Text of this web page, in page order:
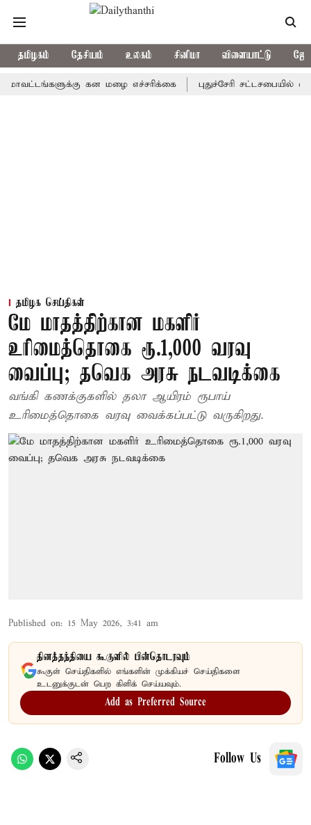
தமிழகம் தேசியம் உலகம் சினிமா விளையாட்டு
கன மழை எச்சரிக்கை புதுச்சேரி சட்டசபையில் வரும்
தமிழக செய்திகள்
மே மாதத்திற்கான மகளிர்
உரிமைத்தொகை ரூ.1,000 வரவு
வைப்பு; தவெக அரசு நடவடிக்கை
வங்கி கணக்குகளில் தலா ஆயிரம் ரூபாய்
உரிமைத்தொகை வரவு வைக்கப்பட்டு வருகிறது.
Published on: 15 May 2026, 3:41 am
தினத்தந்தியை கூகுளில் பின்தொடரவும்
கூகுள் செய்திகளில் எங்களின் முக்கியச் செய்திகளை
உடனுக்குடன் பெற கிளிக் செய்யவும்.
Add as Preferred Source
Follow Us